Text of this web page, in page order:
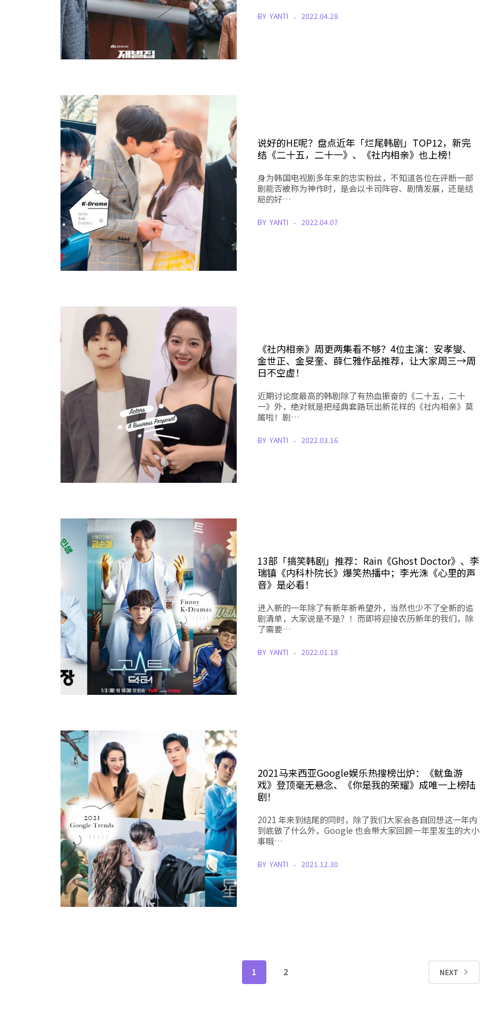
BY YANTI 2022.04.28
说好的HE呢？盘点近年「烂尾韩剧」TOP12，新完
结《二十五，二十一》、《社内相亲》也上榜！
身为韩国电视剧多年来的忠实粉丝，不知道各位在评断一部
剧能否被称为神作时，是会以卡司阵容、剧情发展，还是结
局的好…
BY YANTI 2022.04.07
《社内相亲》周更两集看不够？4位主演：安孝燮、
金世正、金旻奎、薛仁雅作品推荐，让大家周三→周
日不空虚！
近期讨论度最高的韩剧除了有热血振奋的《二十五，二十
一》外，绝对就是把经典套路玩出新花样的《社内相亲》莫
属啦！剧…
BY YANTI 2022.03.16
13部「搞笑韩剧」推荐：Rain《Ghost Doctor》、李
瑞镇《内科朴院长》爆笑热播中；李光洙《心里的声
音》是必看！
进入新的一年除了有新年新希望外，当然也少不了全新的追
剧清单，大家说是不是？！而即将迎接农历新年的我们，除
了需要…
BY YANTI 2022.01.18
2021马来西亚Google娱乐热搜榜出炉：《鱿鱼游
戏》登顶毫无悬念、《你是我的荣耀》成唯一上榜陆
剧！
2021 年来到结尾的同时，除了我们大家会各自回想这一年内
到底做了什么外，Google 也会带大家回顾一年里发生的大小
事哦…
BY YANTI 2021.12.30
1 2 NEXT